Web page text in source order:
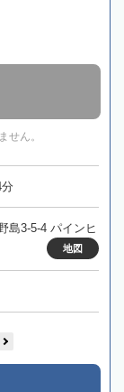
せん。
島3-5-4 パインヒ
地図